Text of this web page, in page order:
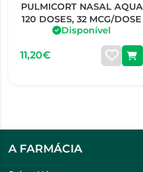
PULMICORT NASAL AQUA
120 DOSES, 32 MCG/DOSE
Disponível
11,20€
A FARMÁCIA